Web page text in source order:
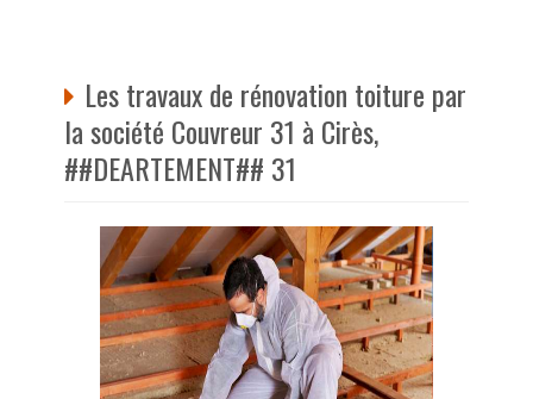
Les travaux de rénovation toiture par
la société Couvreur 31 à Cirès,
##DEARTEMENT## 31